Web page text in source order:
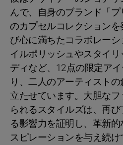
んで、自身のブランド「
のカプセルコレクション
び心に満ちたコラボレー
イルポリッシュやスタイ
ディなど、12点の限定ア
り、二人のアーティスト
立たせています。大胆な
られるスタイルズは、再
る影響力を証明し、革新
スピレーションを与え続け